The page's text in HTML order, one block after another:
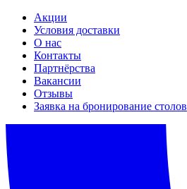
Акции
Условия доставки
О нас
Контакты
Партнёрства
Вакансии
Отзывы
Заявка на бронирование столов